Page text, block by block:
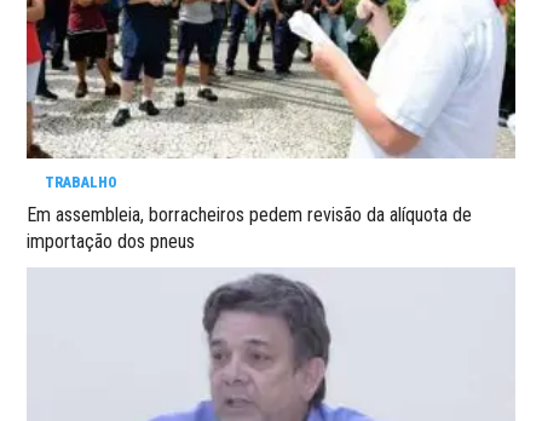
TRABALHO
Em assembleia, borracheiros pedem revisão da alíquota de
importação dos pneus